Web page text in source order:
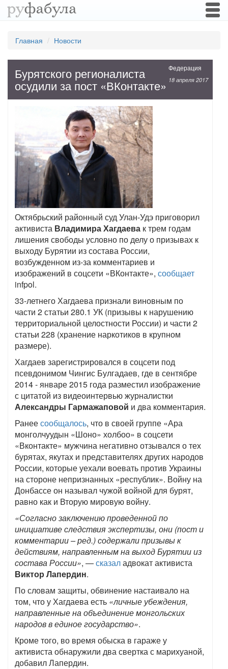
Главная Новости
Федерация
18 апреля 2017
Бурятского регионалиста
осудили за пост «ВКонтакте»
Октябрьский районный суд Улан-Удэ приговорил
активиста Владимира Хагдаева к трем годам
лишения свободы условно по делу о призывах к
выходу Бурятии из состава России,
возбужденном из-за комментариев и
изображений в соцсети «ВКонтакте», сообщает
infpol.
33-летнего Хагдаева признали виновным по
части 2 статьи 280.1 УК (призывы к нарушению
территориальной целостности России) и части 2
статьи 228 (хранение наркотиков в крупном
размере).
Хагдаев зарегистрировался в соцсети под
псевдонимом Чингис Булгадаев, где в сентябре
2014 - январе 2015 года разместил изображение
с цитатой из видеоинтервью журналистки
Александры Гармажаповой и два комментария.
Ранеесообщалось, что в своей группе «Ара
монголчуудын «Шоно» холбоо» в соцсети
«Вконтакте» мужчина негативно отзывался о тех
бурятах, якутах и представителях других народов
России, которые уехали воевать против Украины
на стороне непризнанных «республик». Войну на
Донбассе он называл чужой войной для бурят,
равно как и Вторую мировую войну.
«Согласно заключению проведенной по
инициативе следствия экспертизы, они (пост и
комментарии – ред.) содержали призывы к
действиям, направленным на выход Бурятии из
состава России», —сказаладвокат активиста
Виктор Лапердин.
По словам защиты, обвинение настаивало на
том, что у Хагдаева есть «личные убеждения,
направленные на объединение монгольских
народов в единое государство».
Кроме того, во время обыска в гараже у
активиста обнаружили два свертка с марихуаной,
добавил Лапердин.